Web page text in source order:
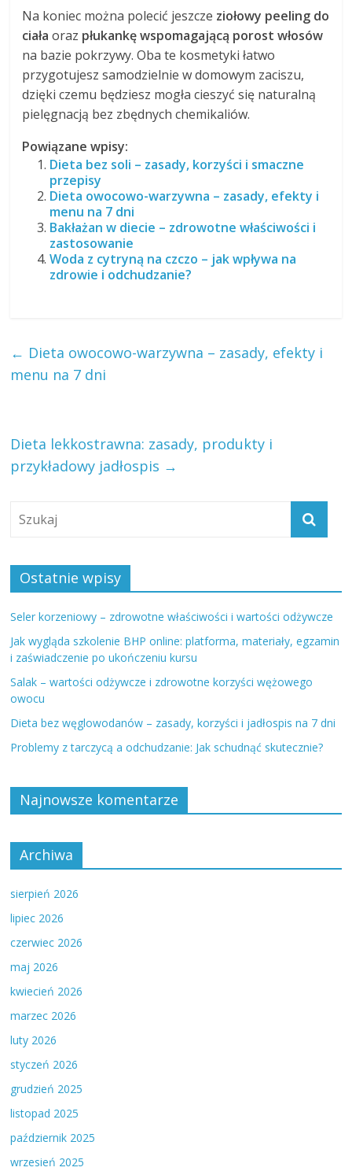
Na koniec można polecić jeszcze ziołowy peeling do
ciała oraz płukankę wspomagającą porost włosów
na bazie pokrzywy. Oba te kosmetyki łatwo
przygotujesz samodzielnie w domowym zaciszu,
dzięki czemu będziesz mogła cieszyć się naturalną
pielęgnacją bez zbędnych chemikaliów.
Powiązane wpisy:
Dieta bez soli – zasady, korzyści i smaczne
przepisy
Dieta owocowo-warzywna – zasady, efekty i
menu na 7 dni
Bakłażan w diecie – zdrowotne właściwości i
zastosowanie
Woda z cytryną na czczo – jak wpływa na
zdrowie i odchudzanie?
← Dieta owocowo-warzywna – zasady, efekty i
menu na 7 dni
Dieta lekkostrawna: zasady, produkty i
przykładowy jadłospis →
Ostatnie wpisy
Seler korzeniowy – zdrowotne właściwości i wartości odżywcze
Jak wygląda szkolenie BHP online: platforma, materiały, egzamin
i zaświadczenie po ukończeniu kursu
Salak – wartości odżywcze i zdrowotne korzyści wężowego
owocu
Dieta bez węglowodanów – zasady, korzyści i jadłospis na 7 dni
Problemy z tarczycą a odchudzanie: Jak schudnąć skutecznie?
Najnowsze komentarze
Archiwa
sierpień 2026
lipiec 2026
czerwiec 2026
maj 2026
kwiecień 2026
marzec 2026
luty 2026
styczeń 2026
grudzień 2025
listopad 2025
październik 2025
wrzesień 2025